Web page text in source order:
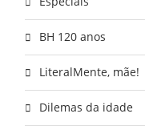
BH 120 anos
LiteralMente, mãe!
Dilemas da idade